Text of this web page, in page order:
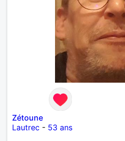
Zétoune
Lautrec - 53 ans